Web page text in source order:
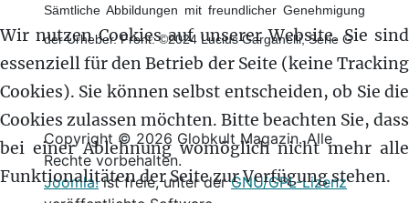
Sämtliche Abbildungen mit freundlicher Genehmigung
der Urheber. Front: ©2024 Lucius Garganelli, Serie G
Copyright © 2026 Globkult Magazin. Alle
Rechte vorbehalten.
Joomla!ist freie, unter derGNU/GPL-Lizenz
Wir nutzen Cookies auf unserer Website. Sie sind
essenziell für den Betrieb der Seite (keine Tracking
Cookies). Sie können selbst entscheiden, ob Sie die
Cookies zulassen möchten. Bitte beachten Sie, dass
bei einer Ablehnung womöglich nicht mehr alle
Funktionalitäten der Seite zur Verfügung stehen.